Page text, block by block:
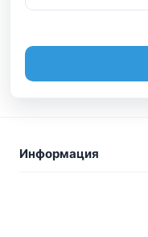
Информация